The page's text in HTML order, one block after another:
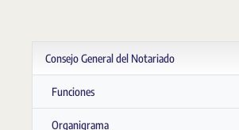
Consejo General del Notariado
Funciones
Organigrama